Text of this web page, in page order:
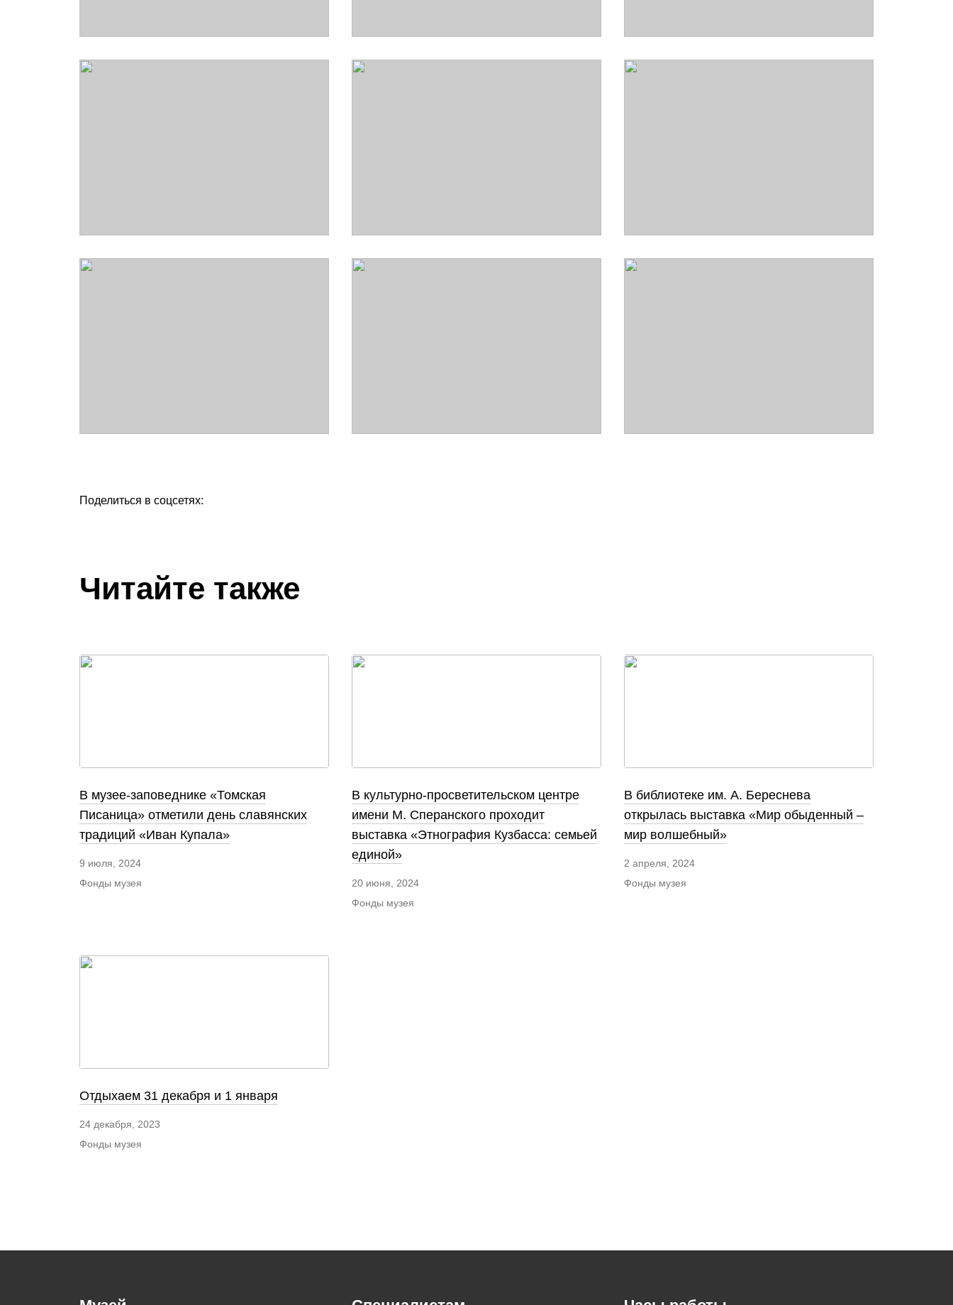
Поделиться в соцсетях:
Читайте также
В музее-заповеднике «Томская
Писаница» отметили день славянских
традиций «Иван Купала»
9 июля, 2024
Фонды музея
В культурно-просветительском центре
имени М. Сперанского проходит
выставка «Этнография Кузбасса: семьей
единой»
20 июня, 2024
Фонды музея
В библиотеке им. А. Береснева
открылась выставка «Мир обыденный –
мир волшебный»
2 апреля, 2024
Фонды музея
Отдыхаем 31 декабря и 1 января
24 декабря, 2023
Фонды музея